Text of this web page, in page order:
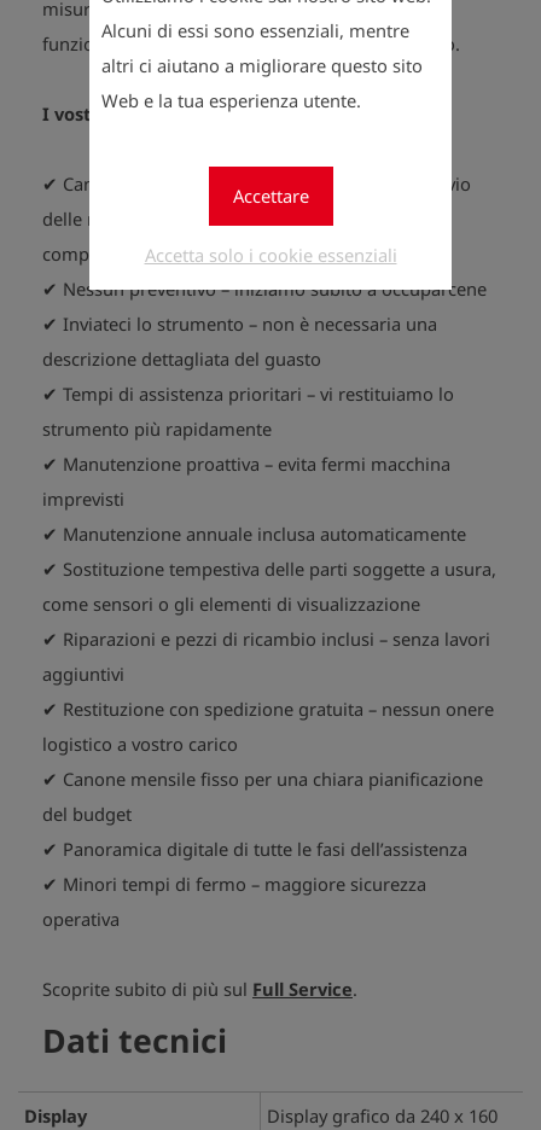
Alcuni di essi sono essenziali, mentre
altri ci aiutano a migliorare questo sito
Web e la tua esperienza utente.
Accettare
Accetta solo i cookie essenziali
misuratore di gas Hunter non solo rimanga
funzionante, ma sia anche affidabile durante l’uso.
I vostri vantaggi in sintesi:
✔ Canone annuale «Digitalizzazione» incluso: l’invio
delle misurazioni tramite l’app Esders Connect è
compreso.
✔ Nessun preventivo – iniziamo subito a occuparcene
✔ Inviateci lo strumento – non è necessaria una
descrizione dettagliata del guasto
✔ Tempi di assistenza prioritari – vi restituiamo lo
strumento più rapidamente
✔ Manutenzione proattiva – evita fermi macchina
imprevisti
✔ Manutenzione annuale inclusa automaticamente
✔ Sostituzione tempestiva delle parti soggette a usura,
come sensori o gli elementi di visualizzazione
✔ Riparazioni e pezzi di ricambio inclusi – senza lavori
aggiuntivi
✔ Restituzione con spedizione gratuita – nessun onere
logistico a vostro carico
✔ Canone mensile fisso per una chiara pianificazione
del budget
✔ Panoramica digitale di tutte le fasi dell’assistenza
✔ Minori tempi di fermo – maggiore sicurezza
operativa
Scoprite subito di più sul Full Service.
Dati tecnici
Display
Display grafico da 240 x 160